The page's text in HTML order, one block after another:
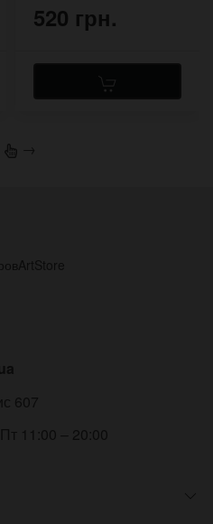
520 грн.
→